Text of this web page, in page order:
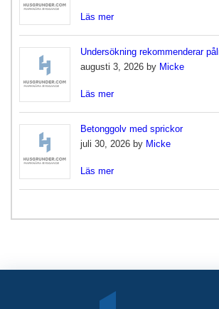
Läs mer
Undersökning rekommenderar
augusti 3, 2026 by Micke
Läs mer
Betonggolv med sprickor
juli 30, 2026 by Micke
Läs mer